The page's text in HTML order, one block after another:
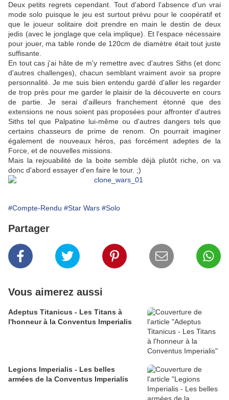
Deux petits regrets cependant. Tout d'abord l'absence d'un vrai
mode solo puisque le jeu est surtout prévu pour le coopératif et
que le joueur solitaire doit prendre en main le destin de deux
jedis (avec le jonglage que cela implique). Et l'espace nécessaire
pour jouer, ma table ronde de 120cm de diamètre était tout juste
suffisante.
En tout cas j'ai hâte de m'y remettre avec d'autres Siths (et donc
d'autres challenges), chacun semblant vraiment avoir sa propre
personnalité. Je me suis bien entendu gardé d'aller les regarder
de trop près pour me garder le plaisir de la découverte en cours
de partie. Je serai d'ailleurs franchement étonné que des
extensions ne nous soient pas proposées pour affronter d'autres
Siths tel que Palpatine lui-même ou d'autres dangers tels que
certains chasseurs de prime de renom. On pourrait imaginer
également de nouveaux héros, pas forcément adeptes de la
Force, et de nouvelles missions.
Mais la rejouabilité de la boite semble déjà plutôt riche, on va
donc d'abord essayer d'en faire le tour. ;)
#Compte-Rendu #Star Wars #Solo
Partager
Vous aimerez aussi
Adeptus Titanicus - Les Titans à
l'honneur à la Conventus Imperialis
Legions Imperialis - Les belles
armées de la Conventus Imperialis